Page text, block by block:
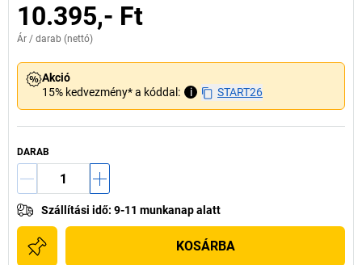
10.395,- Ft
Ár / darab (nettó)
Akció
15% kedvezmény* a kóddal:
i START26
DARAB
Szállítási idő: 9-11 munkanap alatt
KOSÁRBA